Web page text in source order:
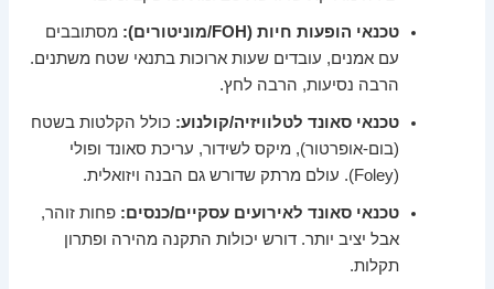
טכנאי הופעות חיות (FOH/מוניטורים):
מסתובבים
עם אמנים, עובדים שעות ארוכות בתנאי שטח משתנים.
הרבה נסיעות, הרבה לחץ.
טכנאי סאונד לטלוויזיה/קולנוע: כולל הקלטות בשטח
(בום-אופרטור), מיקס לשידור, עריכת סאונד ופולי
(Foley). עולם מרתק שדורש גם הבנה ויזואלית.
טכנאי סאונד לאירועים עסקיים/כנסים: פחות זוהר,
אבל יציב יותר. דורש יכולות התקנה מהירה ופתרון
תקלות.